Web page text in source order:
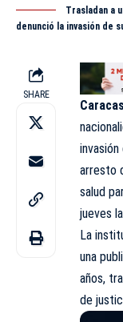
Trasladan a
denunció la invasión de
SHARE
invasión
arresto
salud
jueves
La
una
años,
de